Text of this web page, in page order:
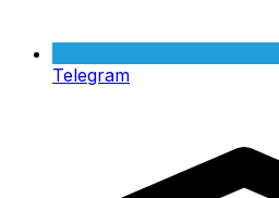
Telegram